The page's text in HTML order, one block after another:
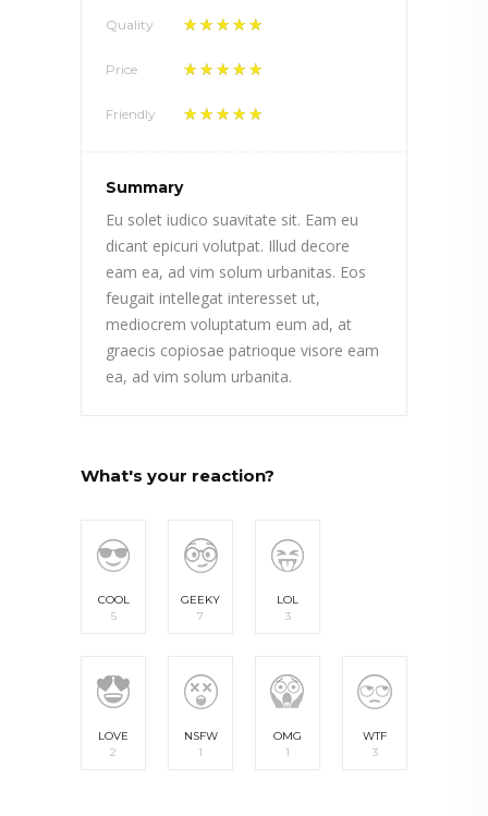
Quality
Price
Friendly
Summary
Eu solet iudico suavitate sit. Eam eu
dicant epicuri volutpat. Illud decore
eam ea, ad vim solum urbanitas. Eos
feugait intellegat interesset ut,
mediocrem voluptatum eum ad, at
graecis copiosae patrioque visore eam
ea, ad vim solum urbanita.
What's your reaction?
COOL
5
GEEKY
7
LOL
3
LOVE
2
NSFW
1
OMG
1
WTF
3